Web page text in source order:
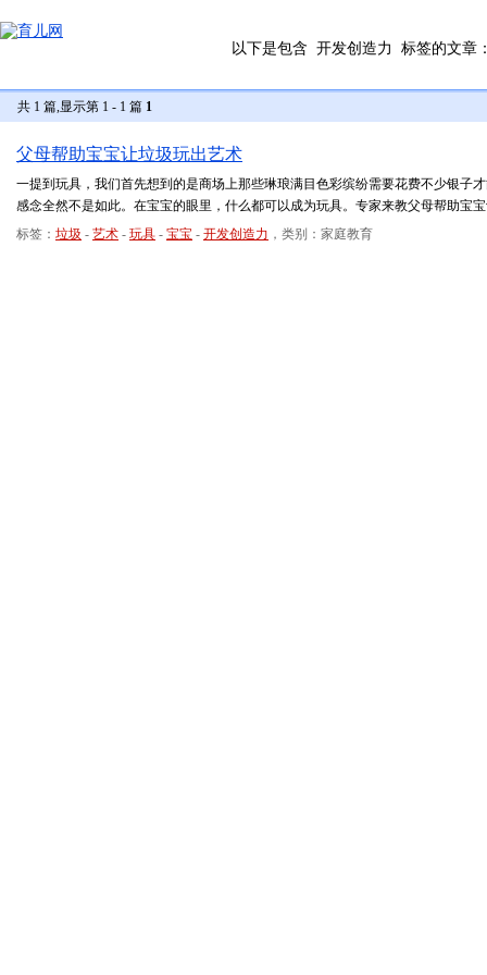
以下是包含 开发创造力 标签的文章
共 1 篇,显示第 1 - 1 篇 1
父母帮助宝宝让垃圾玩出艺术
一提到玩具，我们首先想到的是商场上那些琳琅满目色彩缤纷需要花费不少银子
感念全然不是如此。在宝宝的眼里，什么都可以成为玩具。专家来教父母帮助宝
标签： 垃圾 - 艺术 - 玩具 - 宝宝 - 开发创造力 ，类别：家庭教育